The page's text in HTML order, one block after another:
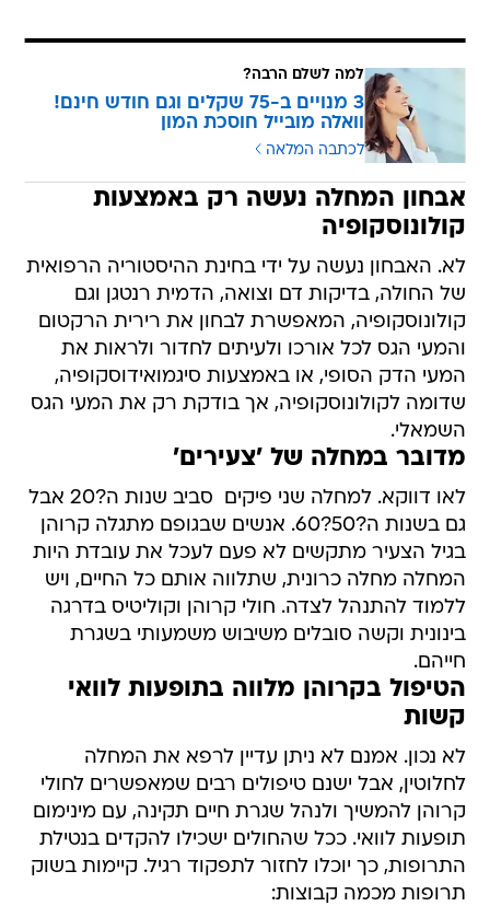
למה לשלם הרבה?
3 מנויים ב-75 שקלים וגם חודש חינם!
וואלה מובייל חוסכת המון
לכתבה המלאה
אבחון המחלה נעשה רק באמצעות
קולונוסקופיה
לא. האבחון נעשה על ידי בחינת ההיסטוריה הרפואית
של החולה, בדיקות דם וצואה, הדמית רנטגן וגם
קולונוסקופיה, המאפשרת לבחון את רירית הרקטום
והמעי הגס לכל אורכו ולעיתים לחדור ולראות את
המעי הדק הסופי, או באמצעות סיגמואידוסקופיה,
שדומה לקולונוסקופיה, אך בודקת רק את המעי הגס
השמאלי.
מדובר במחלה של 'צעירים'
לאו דווקא. למחלה שני פיקים  סביב שנות ה?20 אבל
גם בשנות ה?50?60. אנשים שבגופם מתגלה קרוהן
בגיל הצעיר מתקשים לא פעם לעכל את עובדת היות
המחלה מחלה כרונית, שתלווה אותם כל החיים, ויש
ללמוד להתנהל לצדה. חולי קרוהן וקוליטיס בדרגה
בינונית וקשה סובלים משיבוש משמעותי בשגרת
חייהם.
הטיפול בקרוהן מלווה בתופעות לוואי
קשות
לא נכון. אמנם לא ניתן עדיין לרפא את המחלה
לחלוטין, אבל ישנם טיפולים רבים שמאפשרים לחולי
קרוהן להמשיך ולנהל שגרת חיים תקינה, עם מינימום
תופעות לוואי. ככל שהחולים ישכילו להקדים בנטילת
התרופות, כך יוכלו לחזור לתפקוד רגיל. קיימות בשוק
תרופות מכמה קבוצות: